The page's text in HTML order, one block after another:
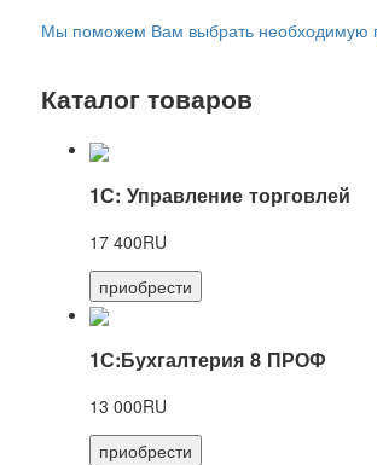
Мы поможем Вам выбрать необходимую
Каталог товаров
1С: Управление торговлей
17 400RU
приобрести
1С:Бухгалтерия 8 ПРОФ
13 000RU
приобрести